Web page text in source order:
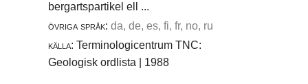
bergartspartikel ell ...
övriga språk: da, de, es, fi, fr, no, ru
källa: Terminologicentrum TNC:
Geologisk ordlista | 1988